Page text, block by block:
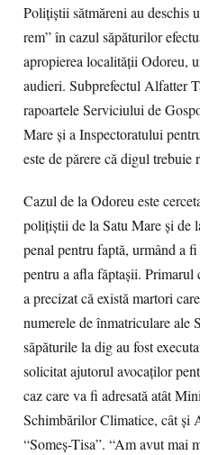
Poliţiştii sătmăreni au deschis
rem” în cazul săpăturilor
apropierea localităţii Odoreu,
audieri. Subprefectul Alfatter
rapoartele Serviciului de
Mare şi a Inspectoratului
este de părere că digul trebuie
Cazul de la Odoreu este
poliţiştii de la Satu Mare şi de
penal pentru faptă, urmând a
pentru a afla făptaşii.
a precizat că există martori
numerele de înmatriculare ale
săpăturile la dig au fost
solicitat ajutorul avocaţilor
caz care va fi adresată atât
Schimbărilor Climatice, cât şi
“Someş-Tisa”. “Am avut mai